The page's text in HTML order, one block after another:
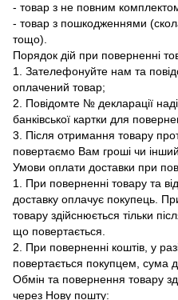
- товар з не повним
- товар з пошкодженнями
тощо).
Порядок дій при поверненні
1. Зателефонуйте нам та
оплачений товар;
2. Повідомте № декларації
банківської картки для
3. Після отримання товару
повертаємо Вам гроші чи
Умови оплати доставки при
1. При поверненні товару та
доставку оплачує покупець.
товару здійснюється тільки
що повертається.
2. При поверненні коштів, у
повертається покупцем, сума
Обмін та повернення товару
через Нову пошту: